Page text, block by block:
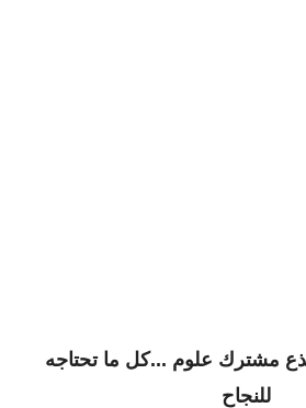
مشترك علوم ...كل ما تحتاجه
للنجاح